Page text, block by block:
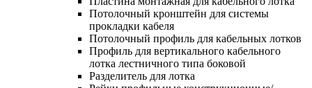
Потолочный кронштейн для системы
прокладки кабеля
Потолочный профиль для кабельных лотков
Профиль для вертикального кабельного
лотка лестничного типа боковой
Разделитель для лотка